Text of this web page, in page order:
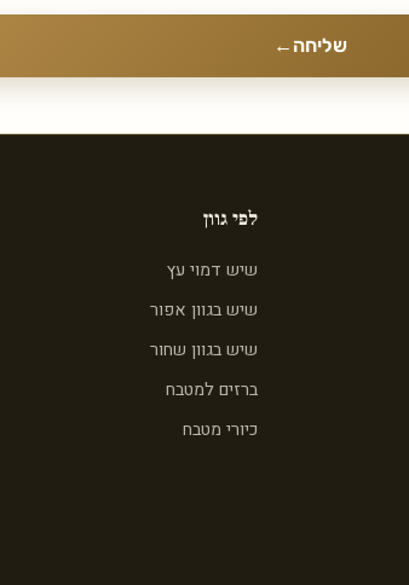
שליחה ←
לפי גוון
שיש דמוי עץ
שיש בגוון אפור
שיש בגוון שחור
ברזים למטבח
כיורי מטבח